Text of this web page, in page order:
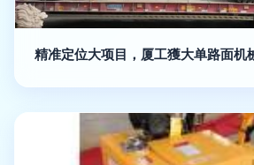
精准定位大项目，厦工獲大单路面机